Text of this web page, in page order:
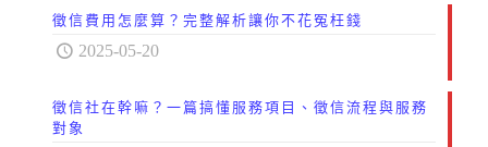
徵信費用怎麼算？完整解析讓你不花冤枉錢
2025-05-20
徵信社在幹嘛？一篇搞懂服務項目、徵信流程與服務
對象